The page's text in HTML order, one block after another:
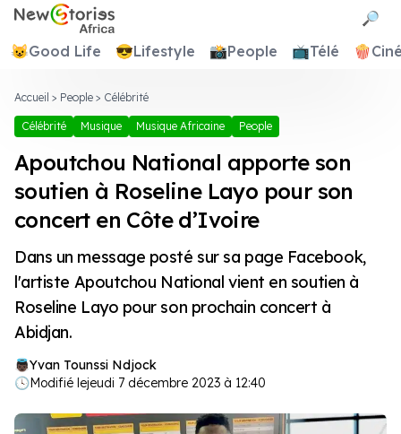
Newstories Africa
🔎
😺Good Life 😎Lifestyle 📸People 📺Télé 🍿
Accueil > People > Célébrité
Célébrité Musique Musique Africaine People
Apoutchou National apporte son
soutien à Roseline Layo pour son
concert en Côte d’Ivoire
Dans un message posté sur sa page Facebook,
l'artiste Apoutchou National vient en soutien à
Roseline Layo pour son prochain concert à
Abidjan.
Yvan Tounssi Ndjock
🕓Modifié lejeudi 7 décembre 2023 à 12:40